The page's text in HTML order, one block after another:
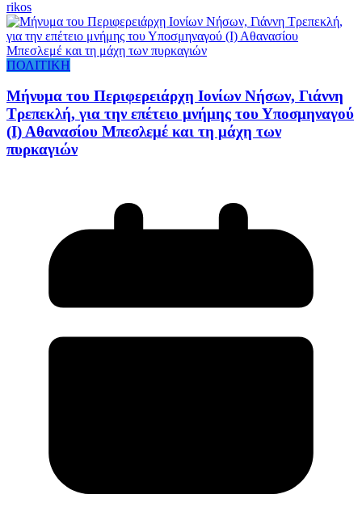
rikos
ΠΟΛΙΤΙΚΗ
Μήνυμα του Περιφερειάρχη Ιονίων Νήσων, Γιάννη
Τρεπεκλή, για την επέτειο μνήμης του Υποσμηναγού
(Ι) Αθανασίου Μπεσλεμέ και τη μάχη των
πυρκαγιών